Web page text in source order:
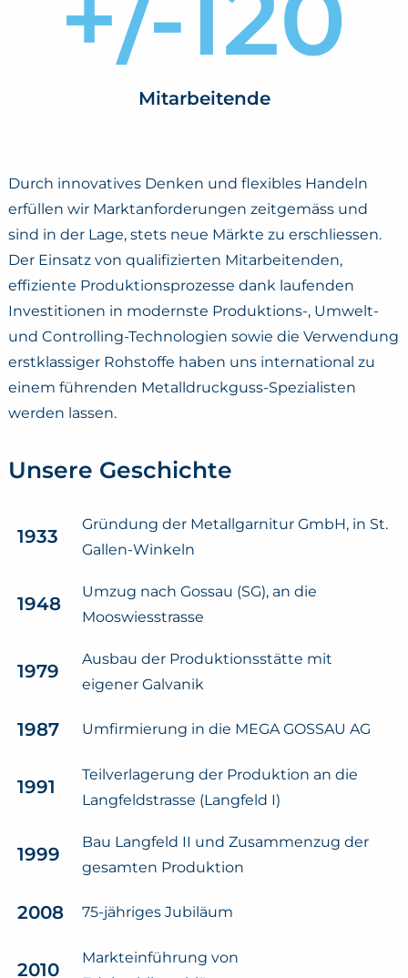
Mitarbeitende
Durch innovatives Denken und flexibles Handeln
erfüllen wir Marktanforderungen zeitgemäss und
sind in der Lage, stets neue Märkte zu erschliessen.
Der Einsatz von qualifizierten Mitarbeitenden,
effiziente Produktionsprozesse dank laufenden
Investitionen in modernste Produktions-, Umwelt-
und Controlling-Technologien sowie die Verwendung
erstklassiger Rohstoffe haben uns international zu
einem führenden Metalldruckguss-Spezialisten
werden lassen.
Unsere Geschichte
1933
Gründung der Metallgarnitur GmbH, in St.
Gallen-Winkeln
1948
Umzug nach Gossau (SG), an die
Mooswiesstrasse
1979
Ausbau der Produktionsstätte mit
eigener Galvanik
1987 Umfirmierung in die MEGA GOSSAU AG
1991
Teilverlagerung der Produktion an die
Langfeldstrasse (Langfeld I)
1999
Bau Langfeld II und Zusammenzug der
gesamten Produktion
2008 75-jähriges Jubiläum
2010
Markteinführung von